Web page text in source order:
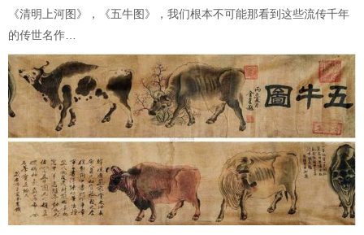
《清明上河图》，《五牛图》，我们根本不可能那看到这些流传千年
的传世名作…